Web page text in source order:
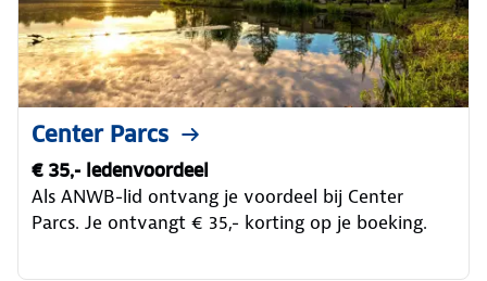
Center Parcs
€ 35,- ledenvoordeel
Als ANWB-lid ontvang je voordeel bij Center
Parcs. Je ontvangt € 35,- korting op je boeking.